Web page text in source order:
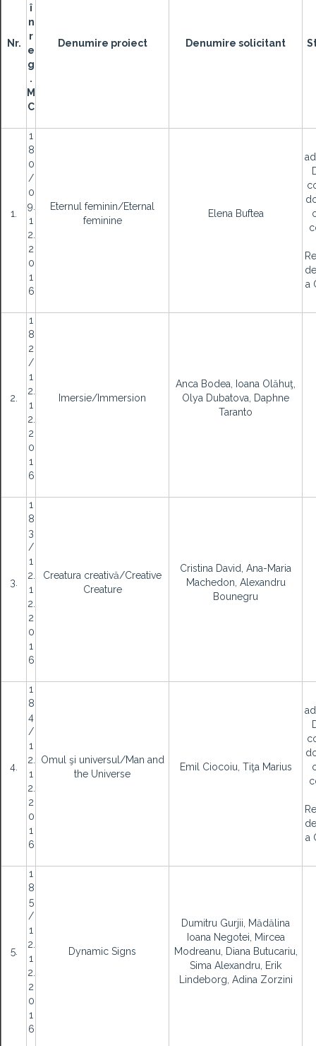
Nr.
î
n
r
e
g
.
M
C
Denumire proiect Denumire solicitant
1.
1
8
0
/
0
9.
1
2.
2
0
1
6
Eternul feminin/Eternal
feminine
Elena Buftea
a
2.
1
8
2
/
1
2.
1
2.
2
0
1
6
Imersie/Immersion
Anca Bodea, Ioana Olăhuţ,
Olya Dubatova, Daphne
Taranto
3.
1
8
3
/
1
2.
1
2.
2
0
1
6
Creatura creativă/Creative
Creature
Cristina David, Ana-Maria
Machedon, Alexandru
Bounegru
4.
1
8
4
/
1
2.
1
2.
2
0
1
6
Omul şi universul/Man and
the Universe
Emil Ciocoiu, Tiţa Marius
a
5.
1
8
5
/
1
2.
1
2.
2
0
1
6
Dynamic Signs
Dumitru Gurjii, Mădălina
Ioana Negotei, Mircea
Modreanu, Diana Butucariu,
Sima Alexandru, Erik
Lindeborg, Adina Zorzini